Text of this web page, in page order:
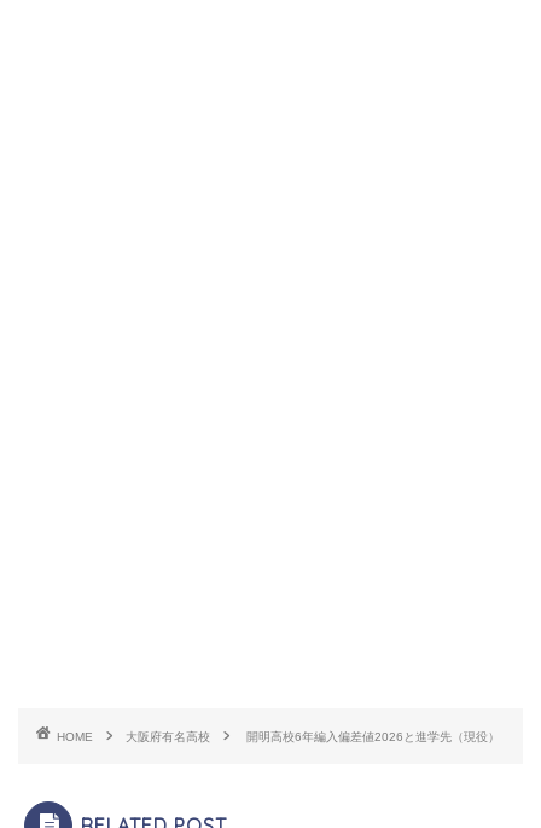
HOME 大阪府有名高校 開明高校6年編入偏差値2026と進学先（現役）